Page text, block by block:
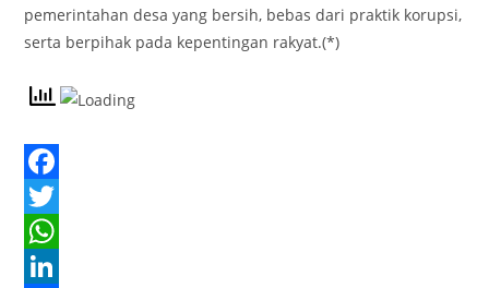
pemerintahan desa yang bersih, bebas dari praktik korupsi,
serta berpihak pada kepentingan rakyat.(*)
F
a
c
T
w
W